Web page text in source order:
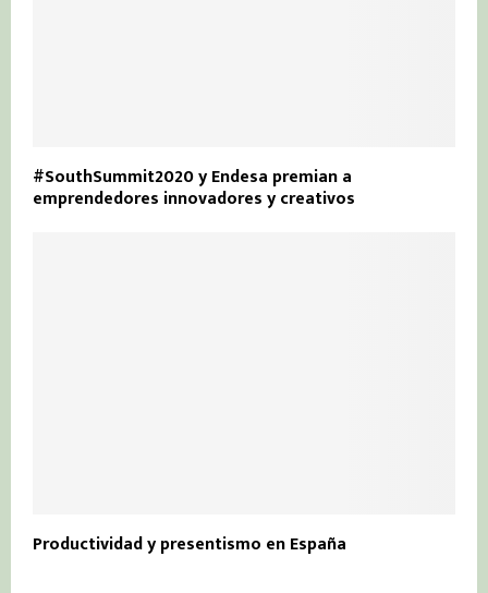
#SouthSummit2020 y Endesa premian a
emprendedores innovadores y creativos
Productividad y presentismo en España